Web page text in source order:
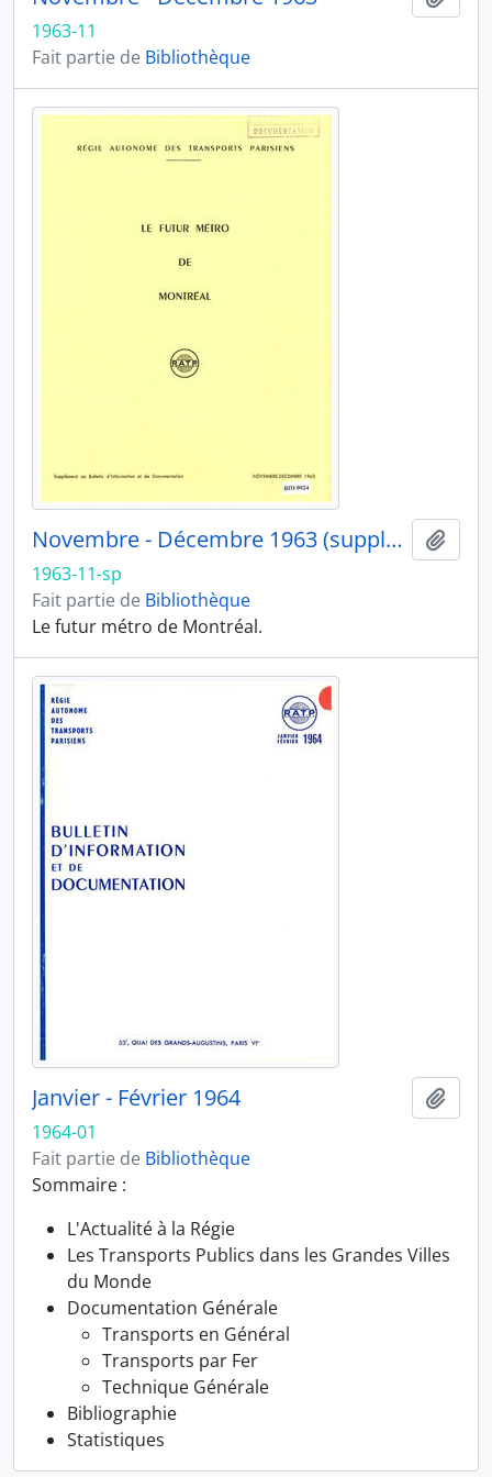
1963-11
Fait partie de Bibliothèque
Novembre - Décembre 1963 (supplément)
1963-11-sp
Fait partie de Bibliothèque
Le futur métro de Montréal.
Janvier - Février 1964
1964-01
Fait partie de Bibliothèque
Sommaire :
L'Actualité à la Régie
Les Transports Publics dans les Grandes Villes
du Monde
Documentation Générale
Transports en Général
Transports par Fer
Technique Générale
Bibliographie
Statistiques